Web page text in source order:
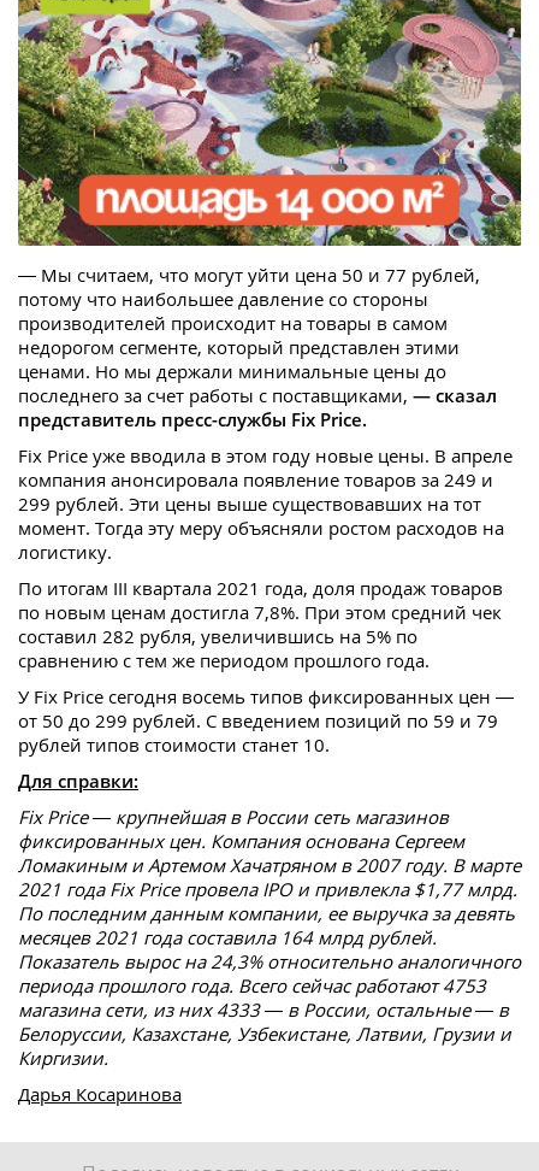
— Мы считаем, что могут уйти цена 50 и 77 рублей,
потому что наибольшее давление со стороны
производителей происходит на товары в самом
недорогом сегменте, который представлен этими
ценами. Но мы держали минимальные цены до
последнего за счет работы с поставщиками, — сказал
представитель пресс-службы Fix Price.
Fix Price уже вводила в этом году новые цены. В апреле
компания анонсировала появление товаров за 249 и
299 рублей. Эти цены выше существовавших на тот
момент. Тогда эту меру объясняли ростом расходов на
логистику.
По итогам III квартала 2021 года, доля продаж товаров
по новым ценам достигла 7,8%. При этом средний чек
составил 282 рубля, увеличившись на 5% по
сравнению с тем же периодом прошлого года.
У Fix Price сегодня восемь типов фиксированных цен —
от 50 до 299 рублей. С введением позиций по 59 и 79
рублей типов стоимости станет 10.
Для справки:
Fix Price — крупнейшая в России сеть магазинов
фиксированных цен. Компания основана Сергеем
Ломакиным и Артемом Хачатряном в 2007 году. В марте
2021 года Fix Price провела IPO и привлекла $1,77 млрд.
По последним данным компании, ее выручка за девять
месяцев 2021 года составила 164 млрд рублей.
Показатель вырос на 24,3% относительно аналогичного
периода прошлого года. Всего сейчас работают 4753
магазина сети, из них 4333 — в России, остальные — в
Белоруссии, Казахстане, Узбекистане, Латвии, Грузии и
Киргизии.
Дарья Косаринова